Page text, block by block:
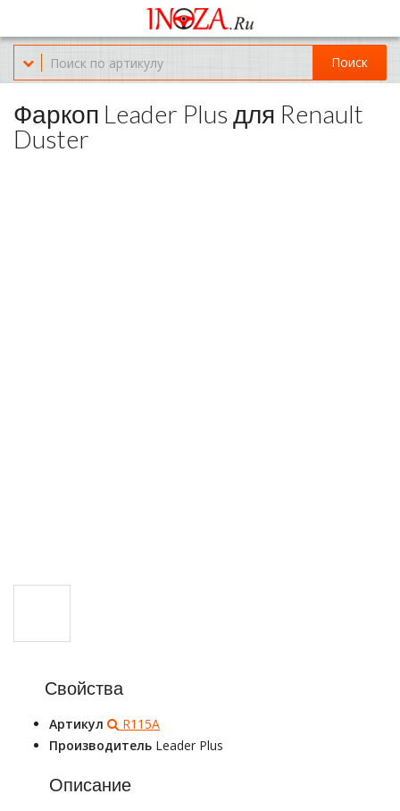
Офис обслуживания г.Краснодар (KRD) Куликова Поля 2 (магазин
Нож-мясо)
8-(967)-300-69-11
Поиск
Фаркоп Leader Plus для Renault
Duster
Свойства
Артикул
R115A
Производитель Leader Plus
Описание